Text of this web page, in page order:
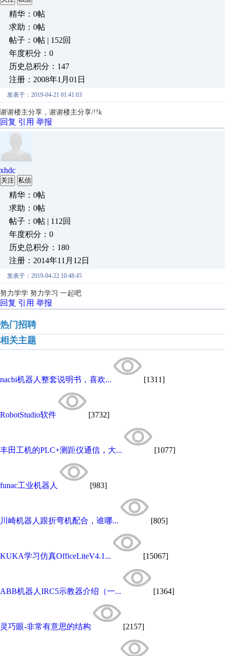
精华：0帖
求助：0帖
帖子：0帖 | 152回
年度积分：0
历史总积分：147
注册：2008年1月01日
发表于：2019-04-21 01:41:03
谢谢楼主分享， 谢谢楼主分享/!!k
回复 引用 举报
xhdc
关注 私信
精华：0帖
求助：0帖
帖子：0帖 | 112回
年度积分：0
历史总积分：180
注册：2014年11月12日
发表于：2019-04-22 10:48:45
努力学学 努力学习 一起吧
回复 引用 举报
热门招聘
相关主题
nachi机器人整套说明书，喜欢... [1311]
RobotStudio软件 [3732]
丰田工机的PLC+测距仪通信，大... [1077]
funac工业机器人 [983]
川崎机器人跟折弯机配合，谁哪... [805]
KUKA学习仿真OfficeLiteV4.1... [15067]
ABB机器人IRC5示教器介绍（一... [1364]
灵巧眼-非常有意思的结构 [2157]